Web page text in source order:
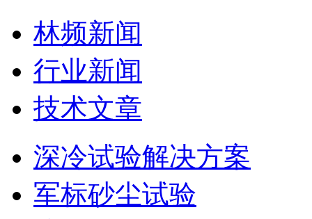
林频新闻
行业新闻
技术文章
深冷试验解决方案
军标砂尘试验